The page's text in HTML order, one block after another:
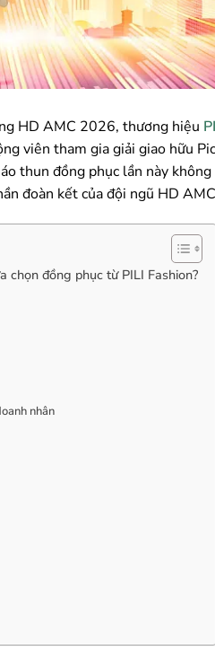
HD AMC 2026, thương hiệu
viên tham gia giải giao hữu
thun đồng phục lần này
đoàn kết của đội ngũ HD
đồng phục từ PILI Fashion?
nhân